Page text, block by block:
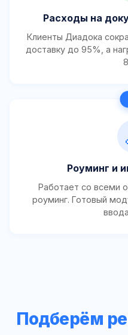
Расходы на
Клиенты Диадока
доставку до 95%, а
Роуминг и
Работает со всеми
роуминг. Готовый
Подберём